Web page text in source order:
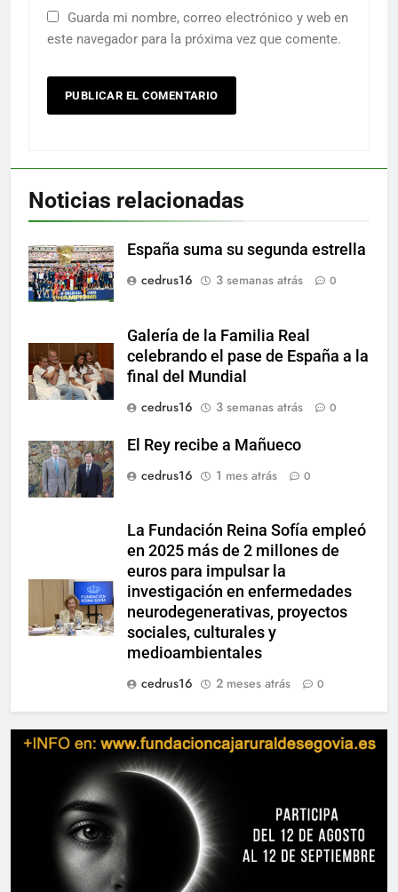
Guarda mi nombre, correo electrónico y web en
este navegador para la próxima vez que comente.
Noticias relacionadas
España suma su segunda estrella
cedrus16
3 semanas atrás 0
Galería de la Familia Real
celebrando el pase de España a la
final del Mundial
cedrus16
3 semanas atrás 0
El Rey recibe a Mañueco
cedrus16
1 mes atrás 0
La Fundación Reina Sofía empleó
en 2025 más de 2 millones de
euros para impulsar la
investigación en enfermedades
neurodegenerativas, proyectos
sociales, culturales y
medioambientales
cedrus16
2 meses atrás 0